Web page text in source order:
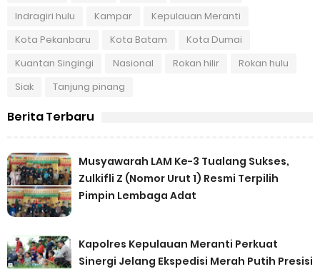
Indragiri hulu
Kampar
Kepulauan Meranti
Kota Pekanbaru
Kota Batam
Kota Dumai
Kuantan Singingi
Nasional Rokan hilir
Rokan hulu
Siak
Tanjung pinang
Berita Terbaru
Musyawarah LAM Ke-3 Tualang Sukses,
Zulkifli Z (Nomor Urut 1) Resmi Terpilih
Pimpin Lembaga Adat
Kapolres Kepulauan Meranti Perkuat
Sinergi Jelang Ekspedisi Merah Putih Presisi